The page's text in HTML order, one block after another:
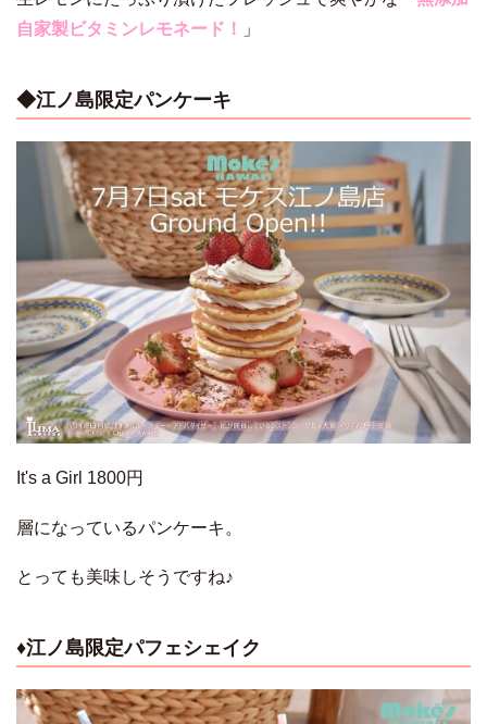
自家製ビタミンレモネード！
」
◆江ノ島限定パンケーキ
It's a Girl 1800円
層になっているパンケーキ。
とっても美味しそうですね♪
♦江ノ島限定パフェシェイク